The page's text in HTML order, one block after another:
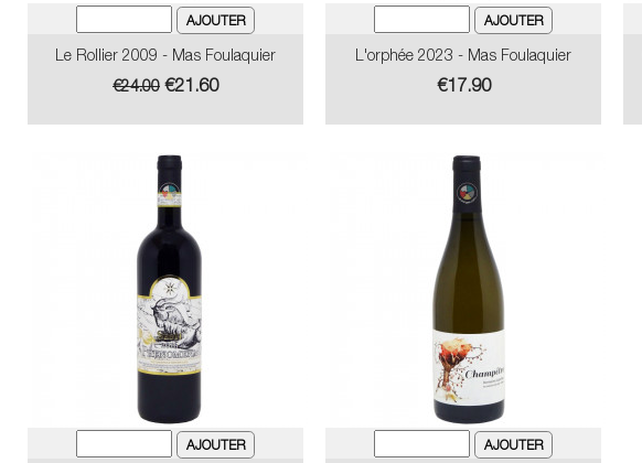
Le Rollier 2009 - Mas Foulaquier
Regular
€24.00 Price
€21.60
L'orphée 2023 - Mas Foulaquier
Price
€17.90